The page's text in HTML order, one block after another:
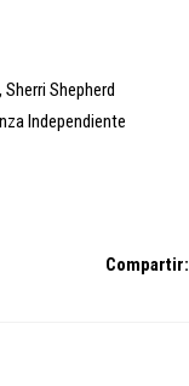
, Sherri Shepherd
Independiente
Compartir: